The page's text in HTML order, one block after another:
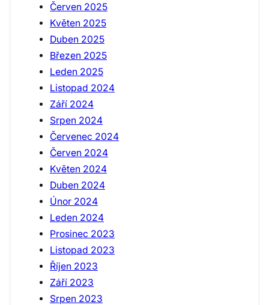
Červen 2025
Květen 2025
Duben 2025
Březen 2025
Leden 2025
Listopad 2024
Září 2024
Srpen 2024
Červenec 2024
Červen 2024
Květen 2024
Duben 2024
Únor 2024
Leden 2024
Prosinec 2023
Listopad 2023
Říjen 2023
Září 2023
Srpen 2023